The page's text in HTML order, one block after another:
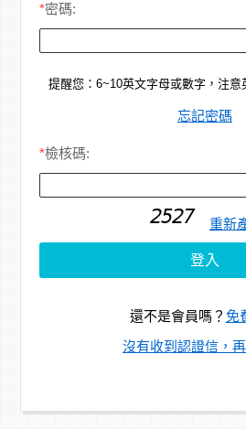
*密碼:
提醒您：6~10英文字母或數字，注意
忘記密碼
*檢核碼:
重新
還不是會員嗎？ 免
沒有收到認證信，